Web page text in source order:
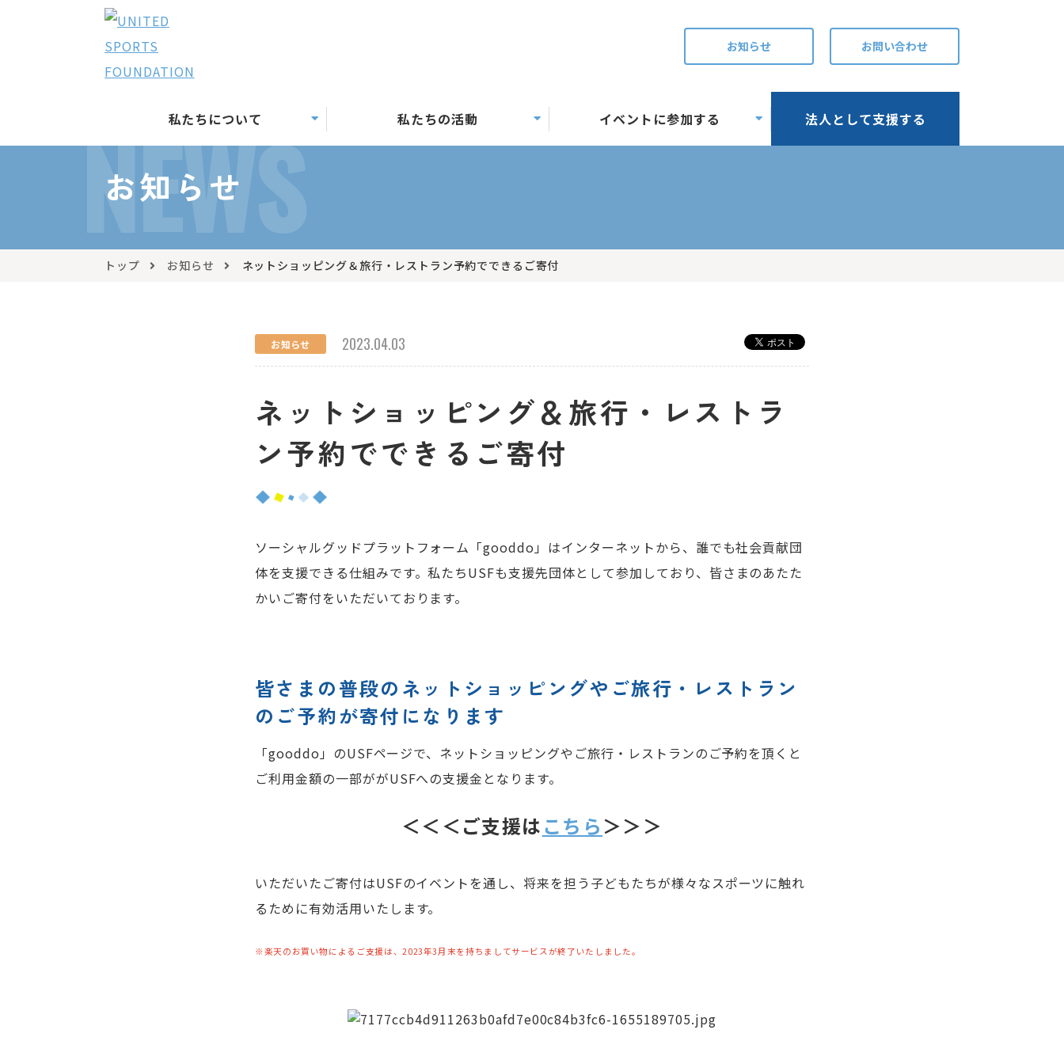
お知らせ お問い合わせ
私たちについて 私たちの活動 イベントに参加する 法人として支援する
NEWS
お知らせ
トップ お知らせ ネットショッピング＆旅行・レストラン予約でできるご寄付
お知らせ 2023.04.03
ネットショッピング＆旅行・レストラ
ン予約でできるご寄付
ソーシャルグッドプラットフォーム「gooddo」はインターネットから、誰でも社会貢献団
体を支援できる仕組みです。私たちUSFも支援先団体として参加しており、皆さまのあたた
かいご寄付をいただいております。
皆さまの普段のネットショッピングやご旅行・レストラン
のご予約が寄付になります
「gooddo」のUSFページで、ネットショッピングやご旅行・レストランのご予約を頂くと
ご利用金額の一部ががUSFへの支援金となります。
＜＜＜ご支援はこちら＞＞＞
いただいたご寄付はUSFのイベントを通し、将来を担う子どもたちが様々なスポーツに触れ
るために有効活用いたします。
※楽天のお買い物によるご支援は、2023年3月末を持ちましてサービスが終了いたしました。